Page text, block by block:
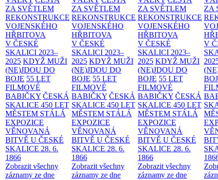
ZA SVĚTLEM
REKONSTRUKCE
VOJENSKÉHO
HŘBITOVA
V ČESKÉ
SKALICI 2023–
2025 KDYŽ MUŽI
(NE)JDOU DO
BOJE 55 LET
FILMOVÉ
BABIČKY ČESKÁ
SKALICE 450 LET
MĚSTEM STÁLÁ
EXPOZICE
VĚNOVANÁ
BITVĚ U ČESKÉ
SKALICE 28. 6.
1866
Zobrazit všechny
záznamy ze dne
ZA SVĚTLEM
REKONSTRUKCE
VOJENSKÉHO
HŘBITOVA
V ČESKÉ
SKALICI 2023–
2025 KDYŽ MUŽI
(NE)JDOU DO
BOJE 55 LET
FILMOVÉ
BABIČKY ČESKÁ
SKALICE 450 LET
MĚSTEM STÁLÁ
EXPOZICE
VĚNOVANÁ
BITVĚ U ČESKÉ
SKALICE 28. 6.
1866
Zobrazit všechny
záznamy ze dne
ZA SVĚTLEM
REKONSTRUKCE
VOJENSKÉHO
HŘBITOVA
V ČESKÉ
SKALICI 2023–
2025 KDYŽ MUŽI
(NE)JDOU DO
BOJE 55 LET
FILMOVÉ
BABIČKY ČESKÁ
SKALICE 450 LET
MĚSTEM STÁLÁ
EXPOZICE
VĚNOVANÁ
BITVĚ U ČESKÉ
SKALICE 28. 6.
1866
Zobrazit všechny
záznamy ze dne
ZA
V